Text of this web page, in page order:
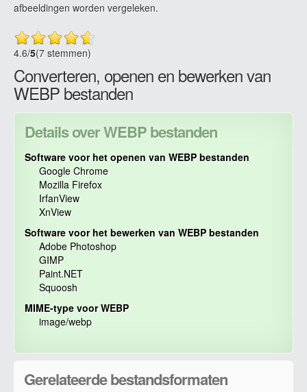
afbeeldingen worden vergeleken.
4.6/5(7 stemmen)
Converteren, openen en bewerken van
WEBP bestanden
Details over WEBP bestanden
Software voor het openen van WEBP bestanden
Google Chrome
Mozilla Firefox
IrfanView
XnView
Software voor het bewerken van WEBP bestanden
Adobe Photoshop
GIMP
Paint.NET
Squoosh
MIME-type voor WEBP
image/webp
Gerelateerde bestandsformaten